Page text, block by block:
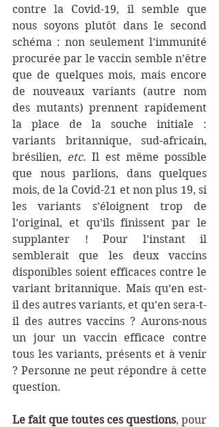
contre la Covid-19, il semble que
nous soyons plutôt dans le second
schéma : non seulement l’immunité
procurée par le vaccin semble n’être
que de quelques mois, mais encore
de nouveaux variants (autre nom
des mutants) prennent rapidement
la place de la souche initiale :
variants britannique, sud-africain,
brésilien, etc. Il est même possible
que nous parlions, dans quelques
mois, de la Covid-21 et non plus 19, si
les variants s’éloignent trop de
l’original, et qu’ils finissent par le
supplanter ! Pour l’instant il
semblerait que les deux vaccins
disponibles soient efficaces contre le
variant britannique. Mais qu’en est-
il des autres variants, et qu’en sera-t-
il des autres vaccins ? Aurons-nous
un jour un vaccin efficace contre
tous les variants, présents et à venir
? Personne ne peut répondre à cette
question.
Le fait que toutes ces questions, pour